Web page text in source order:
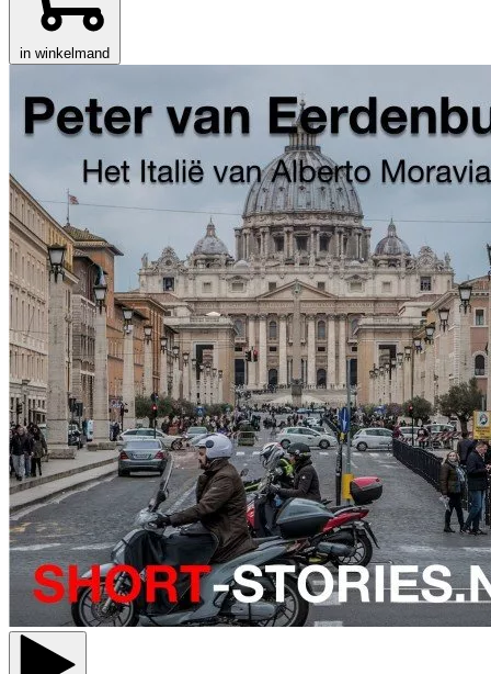
in winkelmand